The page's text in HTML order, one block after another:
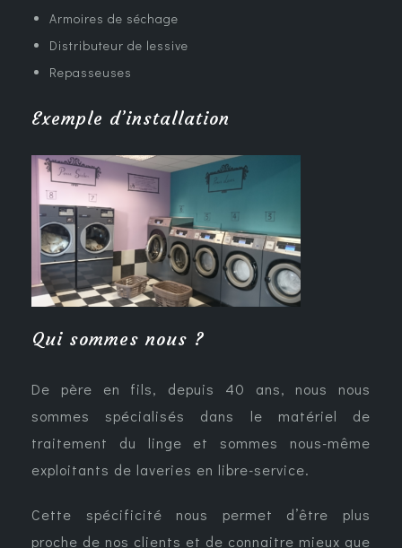
Armoires de séchage
Distributeur de lessive
Repasseuses
Exemple d’installation
Qui sommes nous ?
De père en fils, depuis 40 ans, nous nous
sommes spécialisés dans le matériel de
traitement du linge et sommes nous-même
exploitants de laveries en libre-service.
Cette spécificité nous permet d’être plus
proche de nos clients et de connaitre mieux que